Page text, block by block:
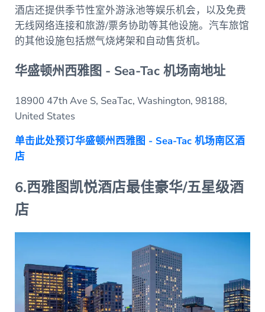
酒店还提供季节性室外游泳池等娱乐机会，以及免费
无线网络连接和旅游/票务协助等其他设施。汽车旅馆
的其他设施包括燃气烧烤架和自动售货机。
华盛顿州西雅图 - Sea-Tac 机场南地址
18900 47th Ave S, SeaTac, Washington, 98188,
United States
单击此处预订华盛顿州西雅图 - Sea-Tac 机场南区酒
店
6.西雅图凯悦酒店最佳豪华/五星级酒
店